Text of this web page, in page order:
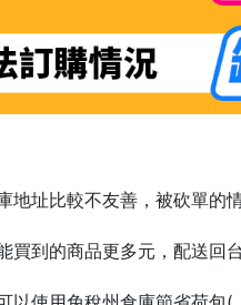
地址比較不友善，被砍單的
買到的商品更多元，配送回